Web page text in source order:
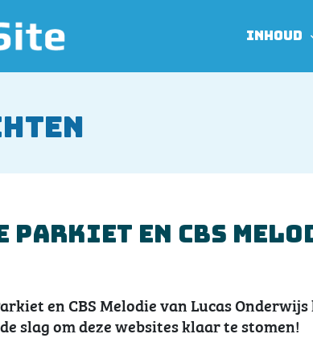
INHOUD
Parkiet en CBS
en CBS Melodie van Lucas
slag om deze websites klaar te stomen!